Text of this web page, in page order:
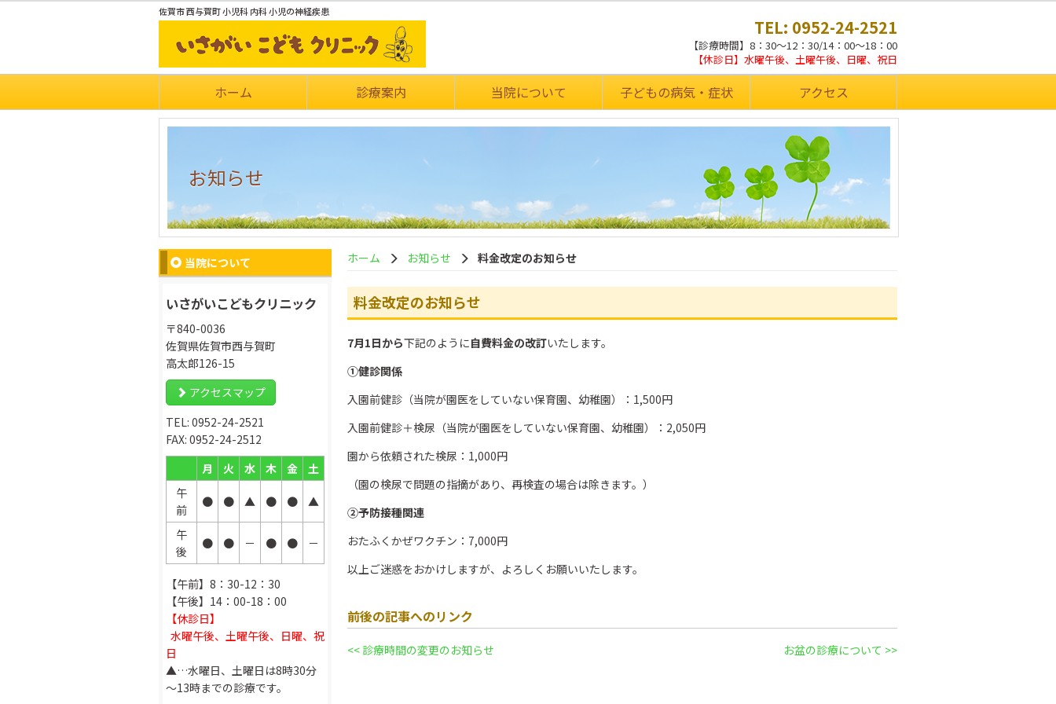
佐賀市 西与賀町 小児科 内科 小児の神経疾患
TEL: 0952-24-2521
【診療時間】8：30～12：30/14：00～18：00
【休診日】水曜午後、土曜午後、日曜、祝日
ホーム 診療案内 当院について 子どもの病気・症状 アクセス
お知らせ
ホーム お知らせ 料金改定のお知らせ
料金改定のお知らせ
7月1日から下記のように自費料金の改訂いたします。
①健診関係
入園前健診（当院が園医をしていない保育園、幼稚園）：1,500円
入園前健診＋検尿（当院が園医をしていない保育園、幼稚園）：2,050円
園から依頼された検尿：1,000円
（園の検尿で問題の指摘があり、再検査の場合は除きます。）
②予防接種関連
おたふくかぜワクチン：7,000円
以上ご迷惑をおかけしますが、よろしくお願いいたします。
前後の記事へのリンク
<< 診療時間の変更のお知らせ お盆の診療について >>
当院について
いさがいこどもクリニック
〒840-0036
佐賀県佐賀市西与賀町
高太郎126-15
アクセスマップ
TEL: 0952-24-2521
FAX: 0952-24-2512
月
火 水 木 金
土
午
前
● ● ▲ ● ● ▲
午
後
● ● － ● ● －
【午前】8：30-12：30
【午後】14：00-18：00
【休診日】
水曜午後、土曜午後、日曜、祝
日
▲…水曜日、土曜日は8時30分
～13時までの診療です。